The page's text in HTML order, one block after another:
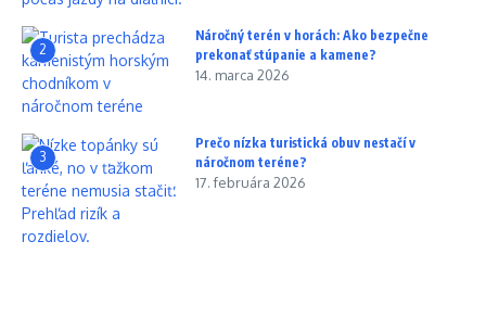
2
Náročný terén v horách: Ako bezpečne
prekonať stúpanie a kamene?
14. marca 2026
3
Prečo nízka turistická obuv nestačí v
náročnom teréne?
17. februára 2026